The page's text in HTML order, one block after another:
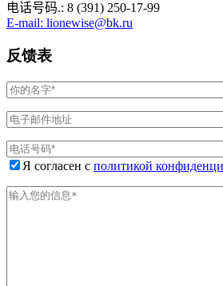
电话号码.: 8 (391) 250-17-99
E-mail: lionewise@bk.ru
反馈表
Я согласен с политикой